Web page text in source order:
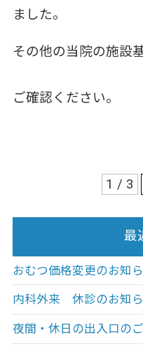
ました。
その他の当院の施設
ご確認ください。
1 / 3
最
おむつ価格変更のお知
内科外来 休診のお知
夜間・休日の出入口の